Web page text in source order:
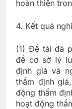
hoàn thiện
4. Kết quả
(1) Đề tài đã
đề cơ sở lý
định giá và
thẩm định
động thẩm
hoạt động